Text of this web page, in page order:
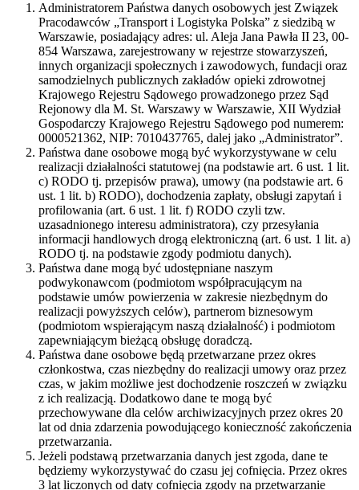
Administratorem Państwa danych osobowych jest Związek
Pracodawców „Transport i Logistyka Polska” z siedzibą w
Warszawie, posiadający adres: ul. Aleja Jana Pawła II 23, 00-
854 Warszawa, zarejestrowany w rejestrze stowarzyszeń,
innych organizacji społecznych i zawodowych, fundacji oraz
samodzielnych publicznych zakładów opieki zdrowotnej
Krajowego Rejestru Sądowego prowadzonego przez Sąd
Rejonowy dla M. St. Warszawy w Warszawie, XII Wydział
Gospodarczy Krajowego Rejestru Sądowego pod numerem:
0000521362, NIP: 7010437765, dalej jako „Administrator”.
Państwa dane osobowe mogą być wykorzystywane w celu
realizacji działalności statutowej (na podstawie art. 6 ust. 1 lit.
c) RODO tj. przepisów prawa), umowy (na podstawie art. 6
ust. 1 lit. b) RODO), dochodzenia zapłaty, obsługi zapytań i
profilowania (art. 6 ust. 1 lit. f) RODO czyli tzw.
uzasadnionego interesu administratora), czy przesyłania
informacji handlowych drogą elektroniczną (art. 6 ust. 1 lit. a)
RODO tj. na podstawie zgody podmiotu danych).
Państwa dane mogą być udostępniane naszym
podwykonawcom (podmiotom współpracującym na
podstawie umów powierzenia w zakresie niezbędnym do
realizacji powyższych celów), partnerom biznesowym
(podmiotom wspierającym naszą działalność) i podmiotom
zapewniającym bieżącą obsługę doradczą.
Państwa dane osobowe będą przetwarzane przez okres
członkostwa, czas niezbędny do realizacji umowy oraz przez
czas, w jakim możliwe jest dochodzenie roszczeń w związku
z ich realizacją. Dodatkowo dane te mogą być
przechowywane dla celów archiwizacyjnych przez okres 20
lat od dnia zdarzenia powodującego konieczność zakończenia
przetwarzania.
Jeżeli podstawą przetwarzania danych jest zgoda, dane te
będziemy wykorzystywać do czasu jej cofnięcia. Przez okres
3 lat liczonych od daty cofnięcia zgody na przetwarzanie